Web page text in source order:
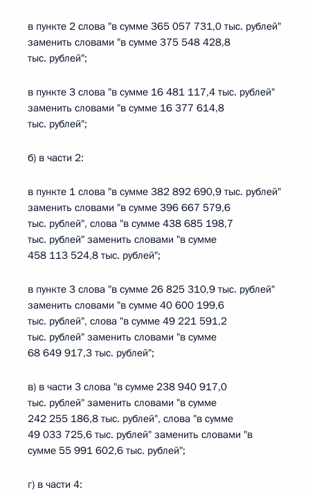
в пункте 2 слова "в сумме 365 057 731,0 тыс. рублей"
заменить словами "в сумме 375 548 428,8
тыс. рублей";
в пункте 3 слова "в сумме 16 481 117,4 тыс. рублей"
заменить словами "в сумме 16 377 614,8
тыс. рублей";
б) в части 2:
в пункте 1 слова "в сумме 382 892 690,9 тыс. рублей"
заменить словами "в сумме 396 667 579,6
тыс. рублей", слова "в сумме 438 685 198,7
тыс. рублей" заменить словами "в сумме
458 113 524,8 тыс. рублей";
в пункте 3 слова "в сумме 26 825 310,9 тыс. рублей"
заменить словами "в сумме 40 600 199,6
тыс. рублей", слова "в сумме 49 221 591,2
тыс. рублей" заменить словами "в сумме
68 649 917,3 тыс. рублей";
в) в части 3 слова "в сумме 238 940 917,0
тыс. рублей" заменить словами "в сумме
242 255 186,8 тыс. рублей", слова "в сумме
49 033 725,6 тыс. рублей" заменить словами "в
сумме 55 991 602,6 тыс. рублей";
г) в части 4: